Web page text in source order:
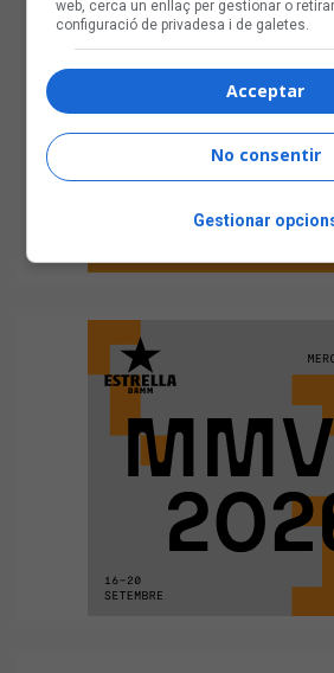
web, cerca un enllaç per gestionar o
configuració de privadesa i de galetes.
Acceptar
No consentir
Gestionar